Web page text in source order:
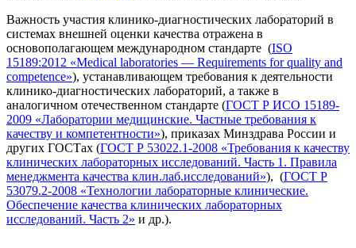
Важность участия клинико-диагностических лабораторий в
системах внешней оценки качества отражена в
основополагающем международном стандарте (ISO
15189:2012 «Medical laboratories — Requirements for quality and
competence»), устанавливающем требования к деятельности
клинико-диагностических лабораторий, а также в
аналогичном отечественном стандарте (ГОСТ Р ИСО 15189-
2009 «Лаборатории медицинские. Частные требования к
качеству и компетентности»), приказах Минздрава России и
других ГОСТах (ГОСТ Р 53022.1-2008 «Требования к качеству
клинических лабораторных исследований. Часть 1. Правила
менеджмента качества клин.лаб.исследований»), (ГОСТ Р
53079.2-2008 «Технологии лабораторные клинические.
Обеспечение качества клинических лабораторных
исследований. Часть 2» и др.).